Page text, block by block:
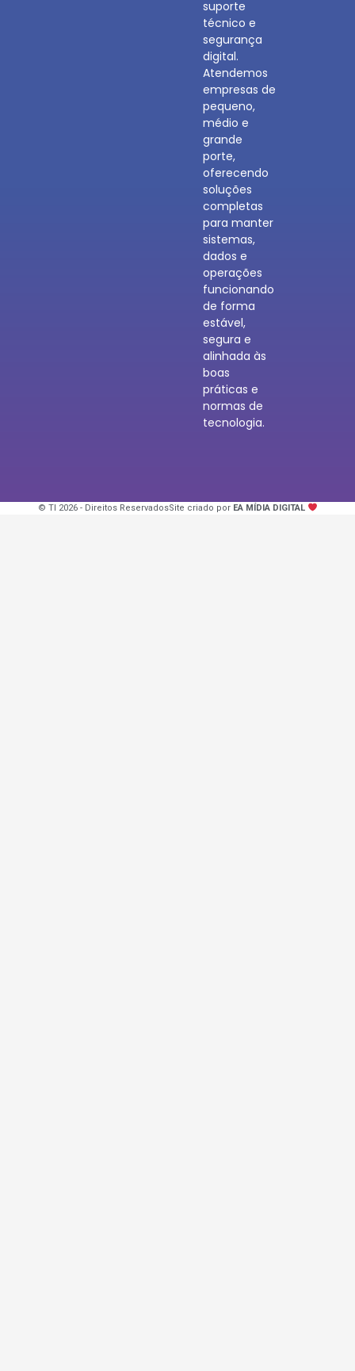
suporte
técnico e
segurança
digital.
Atendemos
empresas de
pequeno,
médio e
grande
porte,
oferecendo
soluções
completas
para manter
sistemas,
dados e
operações
funcionando
de forma
estável,
segura e
alinhada às
boas
práticas e
normas de
tecnologia.
© TI 2026 - Direitos ReservadosSite criado por EA MÍDIA DIGITAL